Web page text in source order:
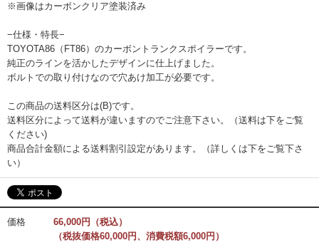
※画像はカーボンクリア塗装済み
−仕様・特長−
TOYOTA86（FT86）のカーボントランクスポイラーです。
純正のラインを活かしたデザインに仕上げました。
ボルトでの取り付けなので穴あけ加工が必要です。
この商品の送料区分は(B)です。
送料区分によって送料が違いますのでご注意下さい。（送料は下をご覧
ください)
商品合計金額による送料割引設定があります。（詳しくは下をご覧下さ
い）
価格
66,000円（税込）
（税抜価格60,000円、消費税額6,000円）